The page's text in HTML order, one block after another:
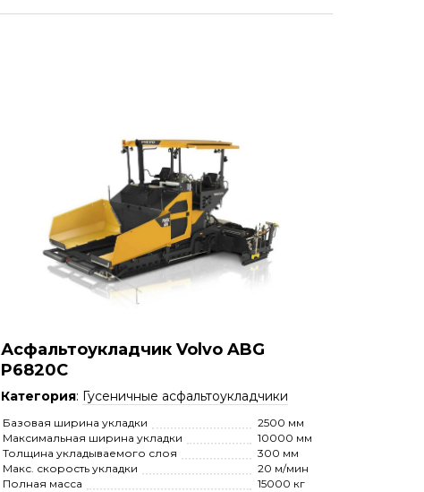
Асфальтоукладчик Volvo ABG
P6820C
Категория: Гусеничные асфальтоукладчики
Базовая ширина укладки
2500 мм
Максимальная ширина укладки
10000 мм
Толщина укладываемого слоя
300 мм
Макс. скорость укладки
20 м/мин
Полная масса
15000 кг